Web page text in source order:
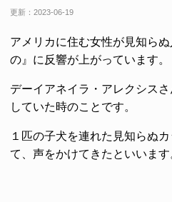
更新： 2023-06-19
アメリカに住む女性が見知ら
の』に反響が上がっています。
デーイアネイラ・アレクシス
していた時のことです。
１匹の子犬を連れた見知らぬ
て、声をかけてきたといいます